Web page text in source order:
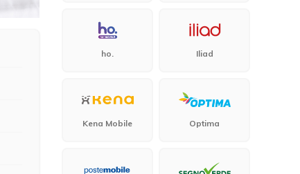
ho. Iliad
Kena Mobile Optima